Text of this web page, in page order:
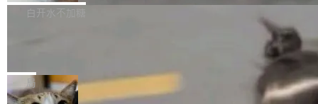
部搭载骁龙8 Elite Gen5 for Galaxy，它们本该
mits」——软件是在 commit 之间写出来的。git
是把这段空隙补上。 回退到任何一次编辑：Delt
aDB 捕获 commit 之间的每一次操作，...
析）披露的最新分析与第二季度业绩报告，Spac
微软同期总资本开支的四成。 与亚马逊、Alpha
bet、微软以及 Meta 等传统科技巨头相比，Spa
白开水不加糖
一个在终端里运行的编程 agent；Muse Spark
1.2，驱动这个 agent 的新模型。一句话概括：
局